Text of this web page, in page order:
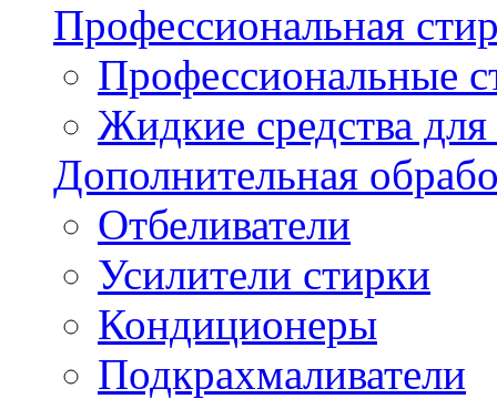
Профессиональная
Профессиональные
Жидкие средства
Дополнительная
Отбеливатели
Усилители стирки
Кондиционеры
Подкрахмаливатели